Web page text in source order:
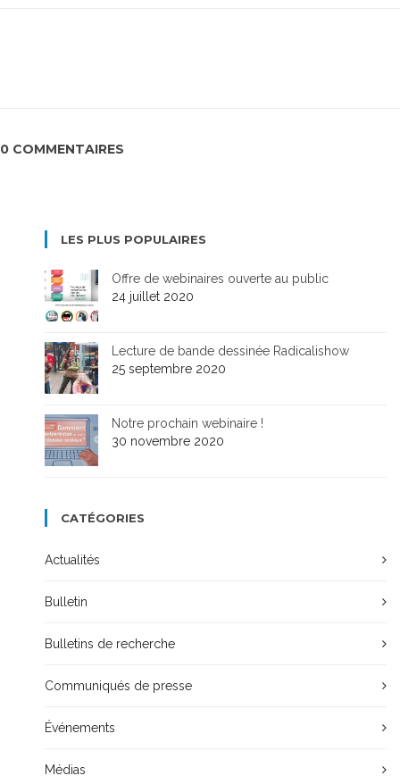
0 COMMENTAIRES
LES PLUS POPULAIRES
Offre de webinaires ouverte au public
24 juillet 2020
Lecture de bande dessinée Radicalishow
25 septembre 2020
Notre prochain webinaire !
30 novembre 2020
CATÉGORIES
Actualités
Bulletin
Bulletins de recherche
Communiqués de presse
Événements
Médias